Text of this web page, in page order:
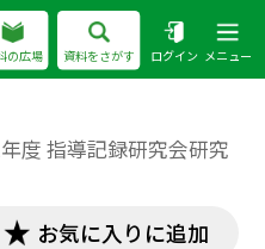
の広場 資料をさがす ログイン メニュー
度 指導記録研究会研究
お気に入りに追加